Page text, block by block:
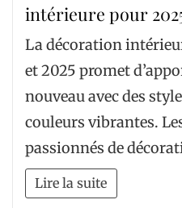
intérieure pour
La décoration
et 2025 promet
nouveau avec des
couleurs vibrantes.
passionnés de
Lire la suite